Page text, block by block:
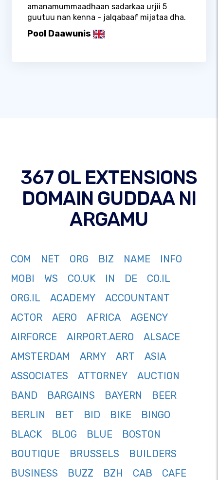
amanamummaadhaan sadarkaa urjii 5
guutuu nan kenna - jalqabaaf mijataa dha.
Pool Daawunis
367 OL EXTENSIONS
DOMAIN GUDDAA NI
ARGAMU
COM NET ORG BIZ NAME
INFO
MOBI
WS CO.UK IN DE
CO.IL
ORG.IL
ACADEMY
ACCOUNTANT
ACTOR
AERO AFRICA
AGENCY
AIRFORCE
AIRPORT.AERO
ALSACE
AMSTERDAM
ARMY ART
ASIA
ASSOCIATES
ATTORNEY
AUCTION
BAND
BARGAINS BAYERN
BEER
BERLIN
BET BID BIKE
BINGO
BLACK
BLOG BLUE
BOSTON
BOUTIQUE
BRUSSELS
BUILDERS
BUSINESS
BUZZ BZH CAB
CAFE